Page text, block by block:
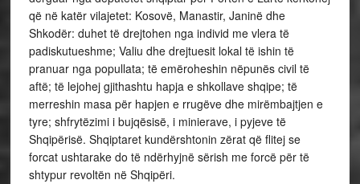
që në katër vilajetet: Kosovë, Manastir, Janinë dhe
Shkodër: duhet të drejtohen nga individ me vlera të
padiskutueshme; Valiu dhe drejtuesit lokal të ishin të
pranuar nga popullata; të emëroheshin nëpunës civil të
aftë; të lejohej gjithashtu hapja e shkollave shqipe; të
merreshin masa për hapjen e rrugëve dhe mirëmbajtjen e
tyre; shfrytëzimi i bujqësisë, i minierave, i pyjeve të
Shqipërisë. Shqiptaret kundërshtonin zërat që flitej se
forcat ushtarake do të ndërhyjnë sërish me forcë për të
shtypur revoltën në Shqipëri.